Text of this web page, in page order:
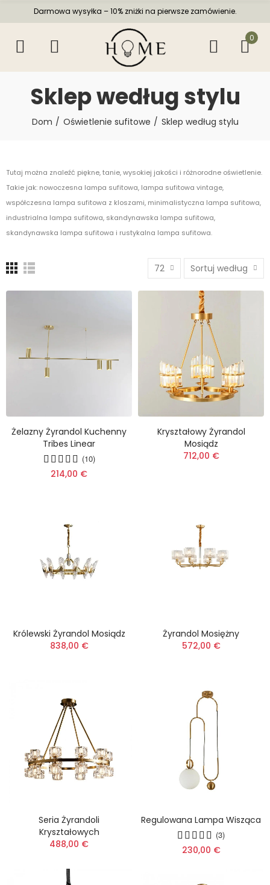
Darmowa wysyłka – 10% zniżki na pierwsze zamówienie.
0
Sklep według stylu
Dom Oświetlenie sufitowe Sklep według stylu
Tutaj można znaleźć piękne, tanie, wysokiej jakości i różnorodne oświetlenie.
Takie jak: nowoczesna lampa sufitowa, lampa sufitowa vintage,
współczesna lampa sufitowa z kloszami, minimalistyczna lampa sufitowa,
industrialna lampa sufitowa, skandynawska lampa sufitowa,
skandynawska lampa sufitowa i rustykalna lampa sufitowa.
72 Sortuj według
Żelazny Żyrandol Kuchenny
Tribes Linear
(10)
214,00 €
Kryształowy Żyrandol
Mosiądz
712,00 €
Królewski Żyrandol Mosiądz
838,00 €
Żyrandol Mosiężny
572,00 €
Seria Żyrandoli
Kryształowych
488,00 €
Regulowana Lampa Wisząca
(3)
230,00 €